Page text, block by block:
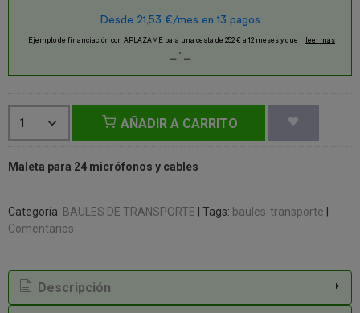
AÑADIR A CARRITO
Maleta para 24 micrófonos y cables
Categoría: BAULES DE TRANSPORTE Tags: baules-transporte
Comentarios
Descripción